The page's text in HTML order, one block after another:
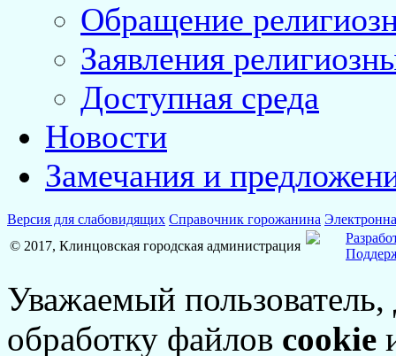
Обращение
Заявления
Доступная среда
Новости
Замечания и
Версия для слабовидящих Справочник горожанина
© 2017, Клинцовская городская администрация
Уважаемый
обработку файлов cookie